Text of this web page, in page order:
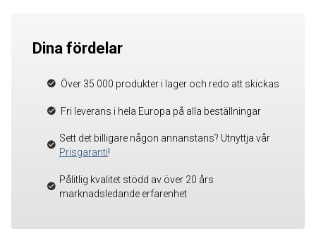
Dina fördelar
Över 35 000 produkter i lager och redo att skickas
Fri leverans i hela Europa på alla beställningar
Sett det billigare någon annanstans? Utnyttja vår
Prisgaranti!
Pålitlig kvalitet stödd av över 20 års
marknadsledande erfarenhet